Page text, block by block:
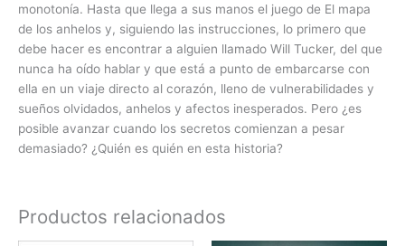
monotonía. Hasta que llega a sus manos el juego de El mapa
de los anhelos y, siguiendo las instrucciones, lo primero que
debe hacer es encontrar a alguien llamado Will Tucker, del que
nunca ha oído hablar y que está a punto de embarcarse con
ella en un viaje directo al corazón, lleno de vulnerabilidades y
sueños olvidados, anhelos y afectos inesperados. Pero ¿es
posible avanzar cuando los secretos comienzan a pesar
demasiado? ¿Quién es quién en esta historia?
Productos relacionados